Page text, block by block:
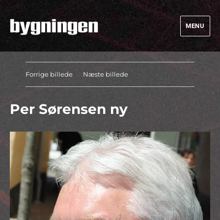
Bygningen
MENU
Forrige billede Næste billede
Per Sørensen ny